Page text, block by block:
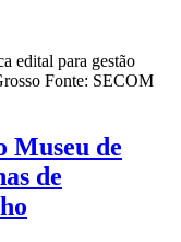
edital para gestão
Fonte: SECOM
Museu de
de